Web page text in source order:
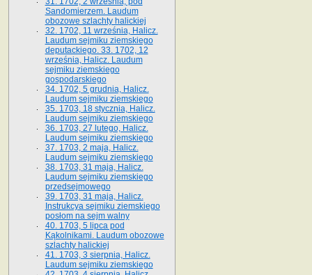
Sandomierzem. Laudum
obozowe szlachty halickiej
32. 1702, 11 września, Halicz.
Laudum sejmiku ziemskiego
deputackiego. 33. 1702, 12
września, Halicz. Laudum
sejmiku ziemskiego
gospodarskiego
34. 1702, 5 grudnia, Halicz.
Laudum sejmiku ziemskiego
35. 1703, 18 stycznia, Halicz.
Laudum sejmiku ziemskiego
36. 1703, 27 lutego, Halicz.
Laudum sejmiku ziemskiego
37. 1703, 2 maja, Halicz.
Laudum sejmiku ziemskiego
38. 1703, 31 maja, Halicz.
Laudum sejmiku ziemskiego
przedsejmowego
39. 1703, 31 maja, Halicz.
Instrukcya sejmiku ziemskiego
posłom na sejm walny
40. 1703, 5 lipca pod
Kąkolnikami. Laudum obozowe
szlachty halickiej
41­. 1703, 3 sierpnia, Halicz.
Laudum sejmiku ziemskiego